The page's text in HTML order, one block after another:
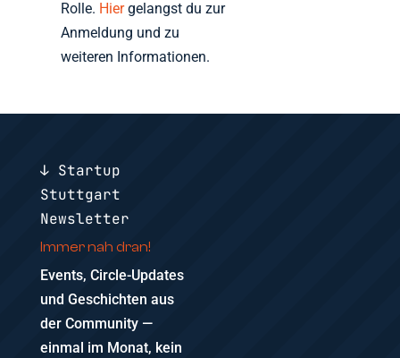
Rolle. Hiergelangst du zur
Anmeldung und zu
weiteren Informationen.
↓ Startup
Stuttgart
Newsletter
Immer nah dran!
Events, Circle-Updates
und Geschichten aus
der Community —
einmal im Monat, kein